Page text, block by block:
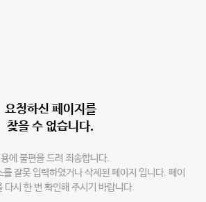
요청하신 페이지를
찾을 수 없습니다.
에 불편을 드려 죄송합니다.
잘못 입력하였거나 삭제된 페이지 입니다. 페이
다시 한 번 확인해 주시기 바랍니다.